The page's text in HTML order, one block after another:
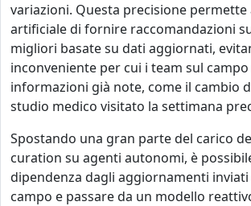
variazioni. Questa precisione permette
artificiale di fornire raccomandazioni
migliori basate su dati aggiornati,
inconveniente per cui i team sul
informazioni già note, come il cambio
studio medico visitato la settimana
Spostando una gran parte del carico
curation su agenti autonomi, è
dipendenza dagli aggiornamenti
campo e passare da un modello